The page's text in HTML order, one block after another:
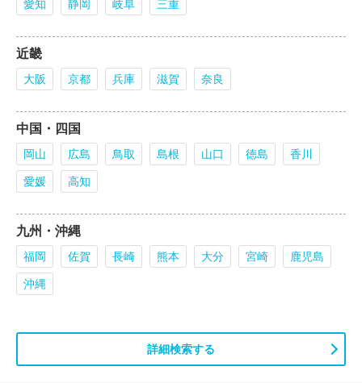
愛知 静岡 岐阜 三重
近畿
大阪 京都 兵庫 滋賀 奈良
中国・四国
岡山 広島 鳥取 島根 山口 徳島
香川
愛媛
高知
九州・沖縄
福岡 佐賀 長崎 熊本 大分 宮崎
鹿児島
沖縄
詳細検索する